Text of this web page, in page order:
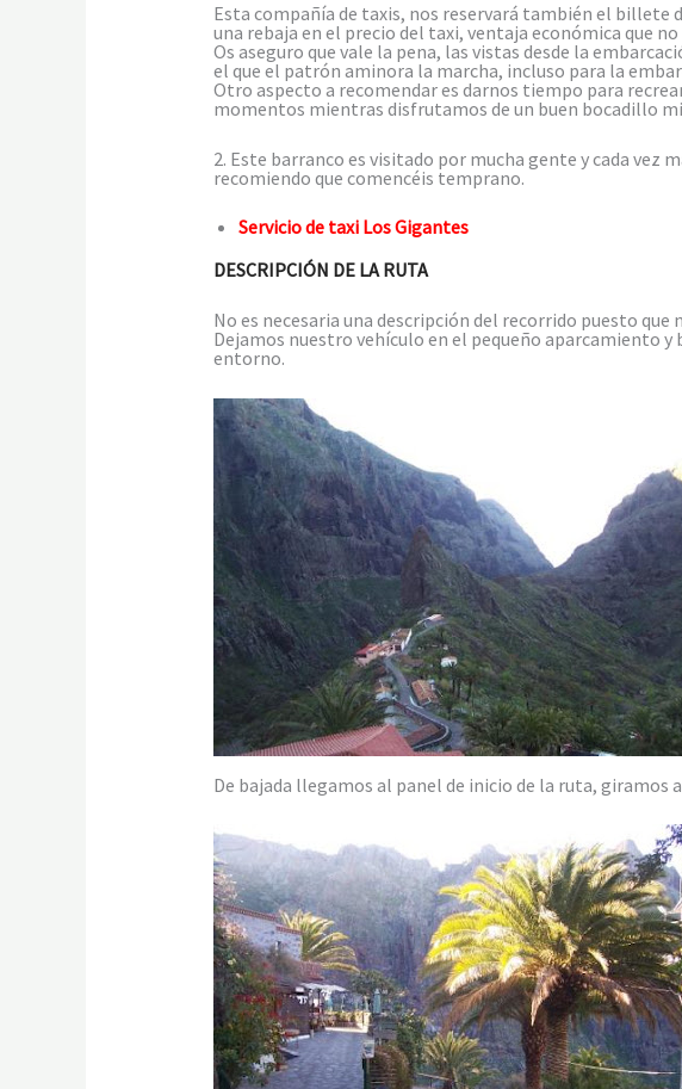
Esta compañía de taxis, nos reservará también el billete
una rebaja en el precio del taxi, ventaja económica que
Os aseguro que vale la pena, las vistas desde la
el que el patrón aminora la marcha, incluso para la
Otro aspecto a recomendar es darnos tiempo para
momentos mientras disfrutamos de un buen bocadillo
2. Este barranco es visitado por mucha gente y cada vez
recomiendo que comencéis temprano.
Servicio de taxi Los Gigantes
DESCRIPCIÓN DE LA RUTA
No es necesaria una descripción del recorrido puesto
Dejamos nuestro vehículo en el pequeño aparcamiento y
entorno.
De bajada llegamos al panel de inicio de la ruta, giramos